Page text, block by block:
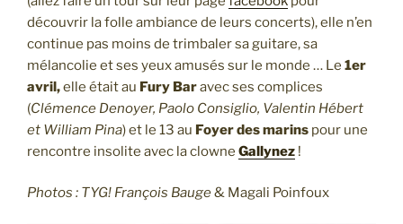
découvrir la folle ambiance de leurs concerts), elle n’en
continue pas moins de trimbaler sa guitare, sa
mélancolie et ses yeux amusés sur le monde … Le 1er
avril,elle était au Fury Baravec ses complices
(Clémence Denoyer, Paolo Consiglio, Valentin Hébert
et William Pina) et le 13 au Foyer des marins pour une
rencontre insolite avec la clowne Gallynez !
Photos : TYG! François Bauge& Magali Poinfoux